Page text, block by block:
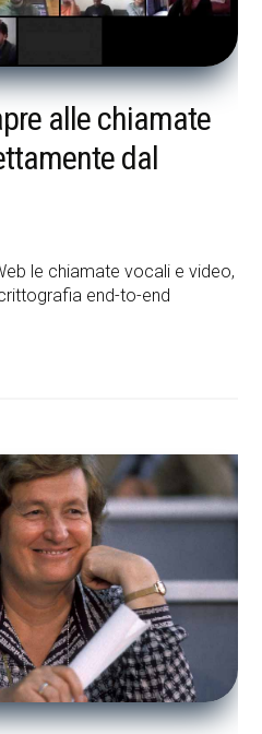
alle chiamate
dal
le chiamate vocali e video,
end-to-end